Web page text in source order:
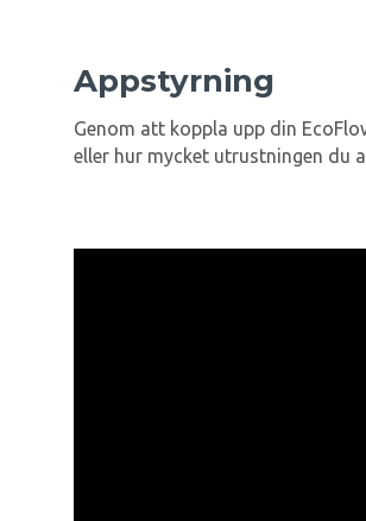
Appstyrning
Genom att koppla upp din
eller hur mycket utrustningen du